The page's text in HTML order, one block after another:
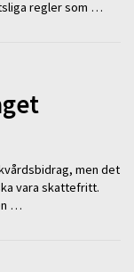
regler som …
men det
vara skattefritt.
…